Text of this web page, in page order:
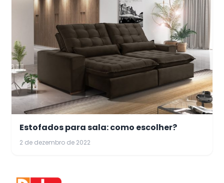
Estofados para sala: como escolher?
2 de dezembro de 2022